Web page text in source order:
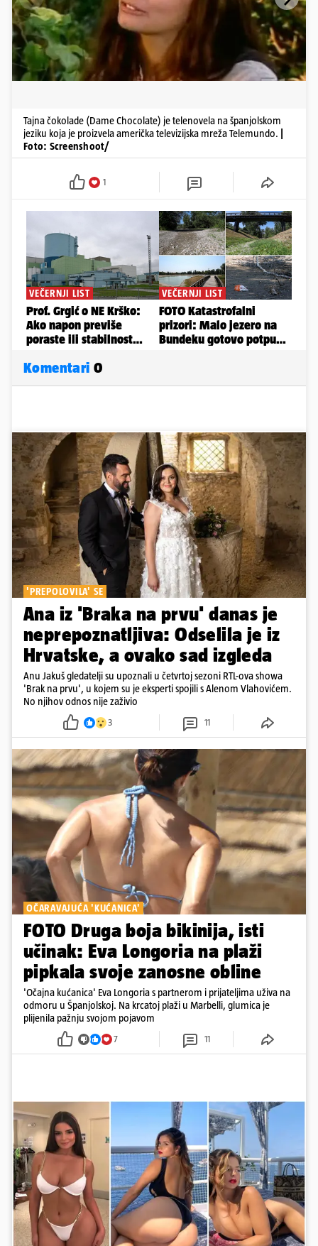
Tajna čokolade (Dame Chocolate) je telenovela na španjolskom
jeziku koja je proizvela američka televizijska mreža Telemundo.
Foto: Screenshoot/
1
Komentari 0
'PREPOLOVILA' SE
Ana iz 'Braka na prvu' danas je
neprepoznatljiva: Odselila je iz
Hrvatske, a ovako sad izgleda
Anu Jakuš gledatelji su upoznali u četvrtoj sezoni RTL-ova showa
'Brak na prvu', u kojem su je eksperti spojili s Alenom Vlahovićem.
No njihov odnos nije zaživio
3 11
OČARAVAJUĆA 'KUĆANICA'
FOTO Druga boja bikinija, isti
učinak: Eva Longoria na plaži
pipkala svoje zanosne obline
'Očajna kućanica' Eva Longoria s partnerom i prijateljima uživa na
odmoru u Španjolskoj. Na krcatoj plaži u Marbelli, glumica je
plijenila pažnju svojom pojavom
7 11